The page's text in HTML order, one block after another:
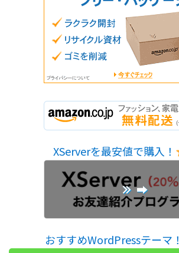
XServerを最安値で購入！
➡︎
おすすめWordPressテーマ！